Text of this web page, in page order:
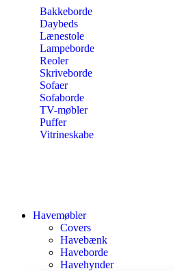
Bakkeborde
Daybeds
Lænestole
Lampeborde
Reoler
Skriveborde
Sofaer
Sofaborde
TV-møbler
Puffer
Vitrineskabe
Havemøbler
Covers
Havebænk
Haveborde
Havehynder